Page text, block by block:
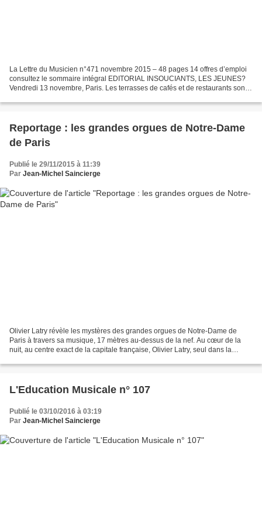
La Lettre du Musicien n°471 novembre 2015 – 48 pages 14 offres d’emploi
consultez le sommaire intégral EDITORIAL INSOUCIANTS, LES JEUNES?
Vendredi 13 novembre, Paris. Les terrasses de cafés et de restaurants sont
Reportage : les grandes orgues de Notre-Dame
de Paris
Publié le 29/11/2015 à 11:39
Par Jean-Michel Saincierge
Olivier Latry révèle les mystères des grandes orgues de Notre-Dame de
Paris à travers sa musique, 17 mètres au-dessus de la nef. Au cœur de la
nuit, au centre exact de la capitale française, Olivier Latry, seul dans la
L'Education Musicale n° 107
Publié le 03/10/2016 à 03:19
Par Jean-Michel Saincierge